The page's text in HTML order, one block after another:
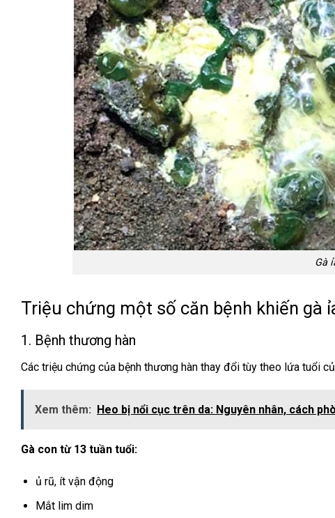
Gà
Triệu chứng một số căn bệnh khiến gà
1. Bệnh thương hàn
Các triệu chứng của bệnh thương hàn thay đổi tùy theo lứa tuổi
Xem thêm: Heo bị nổi cục trên da: Nguyên nhân, cách
Gà con từ 13 tuần tuổi:
ủ rũ, ít vận động
Mắt lim dim